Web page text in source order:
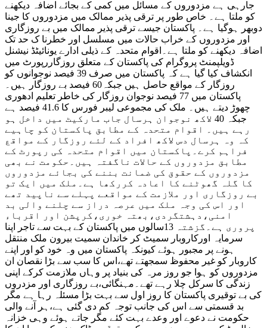
جارہی ہے مزدوروں کے مسائل میں کمی کے بجائے اضافہ دیکھنے
کو ملتا ہے۔ خاص طور پر ترقی پذیر ممالک میں مزدوروں کا جینا
دوبھر ہوگیا ہے۔ پاکستان جیسے ترقی پذیر ممالک میں بے روزگاری
اور مزدوروں کے خراب حالات میں مسلسل اور خطرنا ک حد تک
اضافہ دیکھنے کو ملتا ہے۔اقوام متحدہ کے ذیلی ادارے یونائیٹڈ نیشنل
ڈویلپمنٹ پروگرام کی پاکستان کے متعلق روزگاررپورٹ میں
انکشاف کیا گیا ہے کہ پاکستان میں صرف 39 فیصد نوجوانوں کو
روزگار کے مواقع حاصل ہیں جبکہ60 فیصد بے روزگار ہیں۔
پاکستان میں 77 فیصد نوجوان روزگار کی خاطر تعلیم ادھوری
چھوڑ دیتے ہیں۔ ملک کی مجموعی لیبر فورس کا 41.6 فیصد ہے
جبکہ 40 لاکھ نوجوان ہرسال جاب مارکیٹ میں داخل ہو
رہے ہیں۔ اقوام متحدہ کے مطابق پاکستان کو چاہیے
کہ وہ ہرسال دس لاکھ افراد کے لئے روزگار کے مواقع
فراہم کرے۔پاکستان میں اقوام متحدہ کی رپورٹ کے
مطابق مزدوروں کے حالات ناگفتہ ہیں۔حکومت نے بھی
مزدوروں کے حقوق کی ضمانت بننے کی بجائے مزدوروں
کا گلہ گھوٹنے کا اعادہ کررکھا ہے۔ملک میں ایک تو
بے روزگاری اور ملازمت کے مواقعے پہلے سے ناپید تھے
اور اس کی وجہ ملک میں عرصہ دراز سے چلنے والی بد
امنی،دہشتگردی،بھتہ خوری،کرپشن اور اقرباء
پروری ہے۔گزشتہ 13سالوں میں پاکستان کے بہت سے تاجر اپنا
سرمایہ اورکاروبار سمیٹ کر خاندان سمیت بیرون ملک منتقل
ہونے پر مجبور ہوئے کیونکہ پاکستان میں وہ خود کو اور اپنے
کاروبار کو غیر محفوظ سمجھتے تھے،اس کا سب سے بڑا نقصان ان
مزدوروں کو ہوا جو روز مرہ کی بنیاد پر وہاں ملازمت کرکے اپنی
زندگی کا سرکل چلا رہے تھے۔مہنگائی،بے روزگاری اور مزدروں
کی بے توقیری پاکستان کا روز اول سے بہت بڑا مسئلہ رہا ہے مگر
بد قسمتی سے اس کی جانب توجہ کم دی گئی ہے،ہر آنے والی
حکومت نے دعوے اور وعدے بہت کئے مگر جاتے ہوئے وہی خزانہ